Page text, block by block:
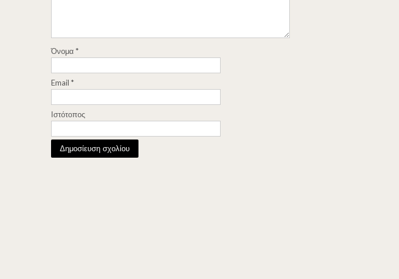
Όνομα *
Email *
Ιστότοπος